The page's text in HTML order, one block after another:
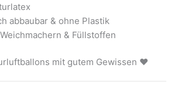
abbaubar & ohne Plastik
& Füllstoffen
mit gutem Gewissen ❤